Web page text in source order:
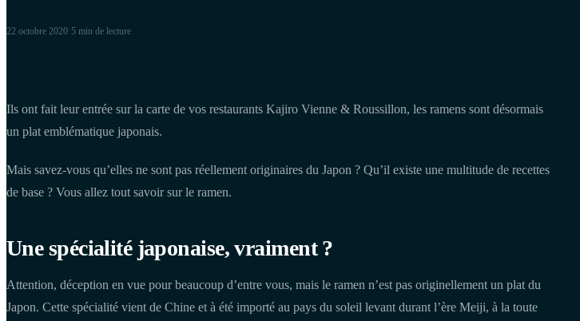
22 octobre 2020 5 min de lecture
Ils ont fait leur entrée sur la carte de vos restaurants Kajiro Vienne & Roussillon, les ramens sont désormais
un plat emblématique japonais.
Mais savez-vous qu’elles ne sont pas réellement originaires du Japon ? Qu’il existe une multitude de recettes
de base ? Vous allez tout savoir sur le ramen.
Une spécialité japonaise, vraiment ?
Attention, déception en vue pour beaucoup d’entre vous, mais le ramen n’est pas originellement un plat du
Japon. Cette spécialité vient de Chine et à été importé au pays du soleil levant durant l’ère Meiji, à la toute